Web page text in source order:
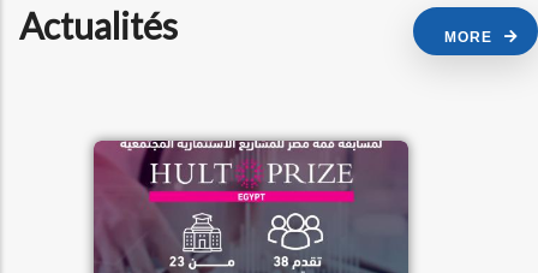
Actualités MORE